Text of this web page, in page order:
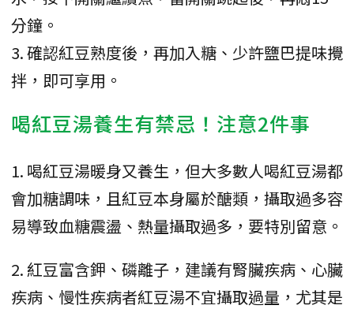
分鐘。
3. 確認紅豆熟度後，再加入糖、少許鹽巴提味攪
拌，即可享用。
喝紅豆湯養生有禁忌！注意2件事
1. 喝紅豆湯暖身又養生，但大多數人喝紅豆湯都
會加糖調味，且紅豆本身屬於醣類，攝取過多容
易導致血糖震盪、熱量攝取過多，要特別留意。
2. 紅豆富含鉀、磷離子，建議有腎臟疾病、心臟
疾病、慢性疾病者紅豆湯不宜攝取過量，尤其是